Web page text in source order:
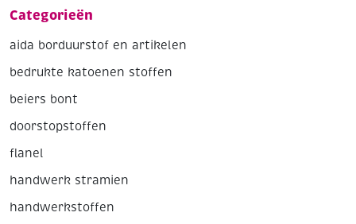
Categorieën
aida borduurstof en artikelen
bedrukte katoenen stoffen
beiers bont
doorstopstoffen
flanel
handwerk stramien
handwerkstoffen